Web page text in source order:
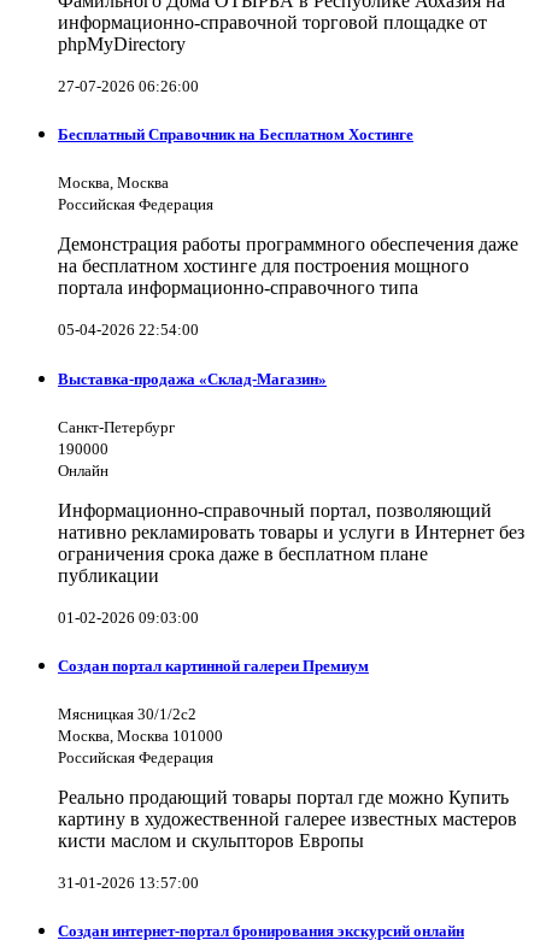
информационно-справочной торговой площадке от
phpMyDirectory
27-07-2026 06:26:00
Бесплатный Справочник на Бесплатном Хостинге
Москва, Москва
Российская Федерация
Демонстрация работы программного обеспечения даже
на бесплатном хостинге для построения мощного
портала информационно-справочного типа
05-04-2026 22:54:00
Выставка-продажа «Склад-Магазин»
Санкт-Петербург
190000
Онлайн
Информационно-справочный портал, позволяющий
нативно рекламировать товары и услуги в Интернет без
ограничения срока даже в бесплатном плане
публикации
01-02-2026 09:03:00
Создан портал картинной галереи Премиум
Мясницкая 30/1/2с2
Москва, Москва 101000
Российская Федерация
Реально продающий товары портал где можно Купить
картину в художественной галерее известных мастеров
кисти маслом и скульпторов Европы
31-01-2026 13:57:00
Создан интернет-портал бронирования экскурсий онлайн